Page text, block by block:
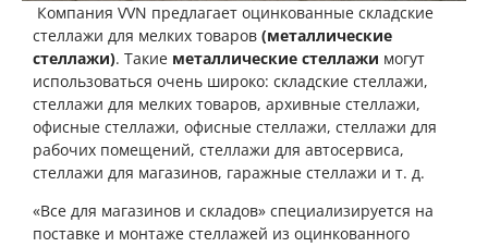
Компания VVN предлагает оцинкованные складские
стеллажи для мелких товаров (металлические
стеллажи). Такие металлические стеллажи могут
использоваться очень широко: складские стеллажи,
стеллажи для мелких товаров, архивные стеллажи,
офисные стеллажи, офисные стеллажи, стеллажи для
рабочих помещений, стеллажи для автосервиса,
стеллажи для магазинов, гаражные стеллажи и т. д.
«Все для магазинов и складов» специализируется на
поставке и монтаже стеллажей из оцинкованного